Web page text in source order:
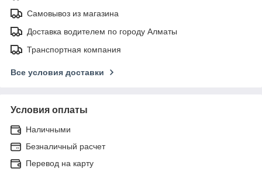
Самовывоз из магазина
Доставка водителем по городу Алматы
Транспортная компания
Все условия доставки
Условия оплаты
Наличными
Безналичный расчет
Перевод на карту